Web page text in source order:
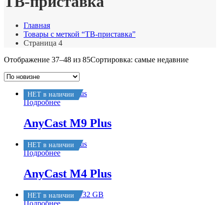
Главная
Товары с меткой “ТВ-приставка”
Страница 4
Отображение 37–48 из 85Сортировка: самые недавние
НЕТ в наличии
Подробнее
AnyCast M9 Plus
НЕТ в наличии
Подробнее
AnyCast M4 Plus
НЕТ в наличии
Подробнее